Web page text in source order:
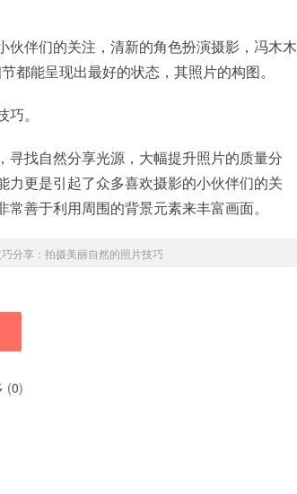
伴们的关注，清新的角色扮演摄影，冯木木
都能呈现出最好的状态，其照片的构图。
。
找自然分享光源，大幅提升照片的质量分
更是引起了众多喜欢摄影的小伙伴们的关
善于利用周围的背景元素来丰富画面。
分享：拍摄美丽自然的照片技巧
(0)